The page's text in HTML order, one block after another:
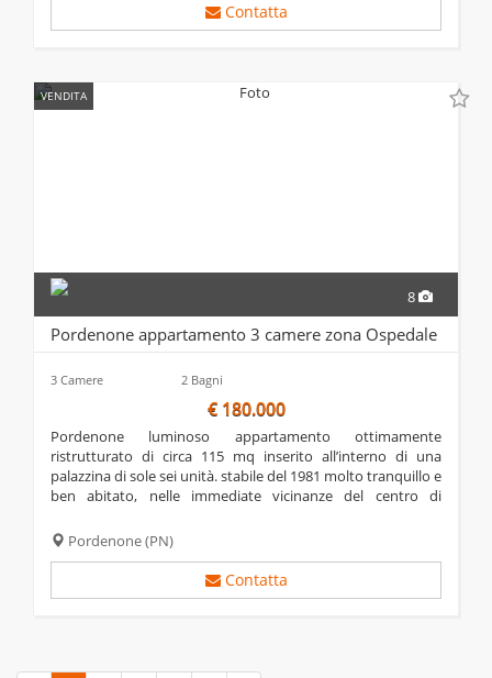
Contatta
VENDITA
8
Pordenone appartamento 3 camere zona Ospedale
3 Camere 2 Bagni
€ 180.000
pordenone luminoso appartamento ottimamente
ristrutturato di circa 115 mq inserito all’interno di una
palazzina di sole sei unità. stabile del 1981 molto tranquillo e
ben abitato, nelle immediate vicinanze del centro di
piano, senza...
Pordenone(PN)
Contatta